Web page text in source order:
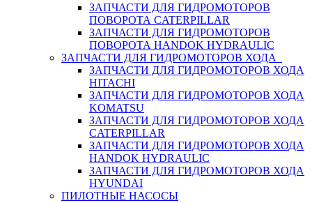
ЗАПЧАСТИ ДЛЯ ГИДРОМОТОРОВ
ПОВОРОТА CATERPILLAR
ЗАПЧАСТИ ДЛЯ ГИДРОМОТОРОВ
ПОВОРОТА HANDOK HYDRAULIC
ЗАПЧАСТИ ДЛЯ ГИДРОМОТОРОВ ХОДА
ЗАПЧАСТИ ДЛЯ ГИДРОМОТОРОВ ХОДА
HITACHI
ЗАПЧАСТИ ДЛЯ ГИДРОМОТОРОВ ХОДА
KOMATSU
ЗАПЧАСТИ ДЛЯ ГИДРОМОТОРОВ ХОДА
CATERPILLAR
ЗАПЧАСТИ ДЛЯ ГИДРОМОТОРОВ ХОДА
HANDOK HYDRAULIC
ЗАПЧАСТИ ДЛЯ ГИДРОМОТОРОВ ХОДА
HYUNDAI
ПИЛОТНЫЕ НАСОСЫ